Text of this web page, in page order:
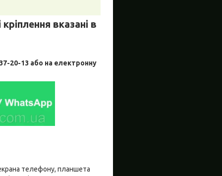
вказані в
13 або на електронну
телефону, планшета